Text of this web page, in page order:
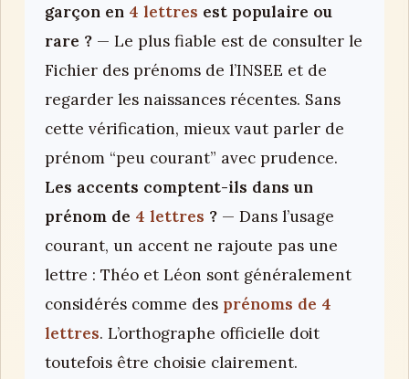
garçon en 4 lettres est populaire ou
rare ? — Le plus fiable est de consulter le
Fichier des prénoms de l’INSEE et de
regarder les naissances récentes. Sans
cette vérification, mieux vaut parler de
prénom “peu courant” avec prudence.
Les accents comptent-ils dans un
prénom de 4 lettres ? — Dans l’usage
courant, un accent ne rajoute pas une
lettre : Théo et Léon sont généralement
considérés comme des prénoms de 4
lettres. L’orthographe officielle doit
toutefois être choisie clairement.